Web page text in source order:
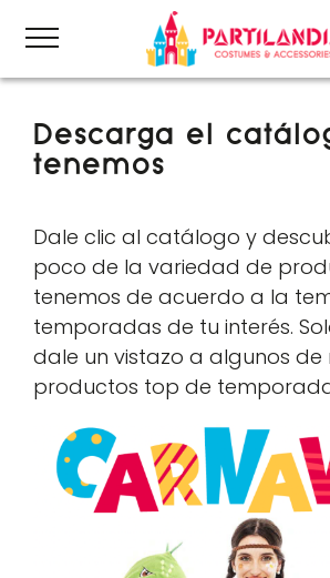
content
Descarga el
tenemos
Dale clic al catálogo y
poco de la variedad de
tenemos de acuerdo a la
temporadas de tu interés.
dale un vistazo a algunos de
productos top de